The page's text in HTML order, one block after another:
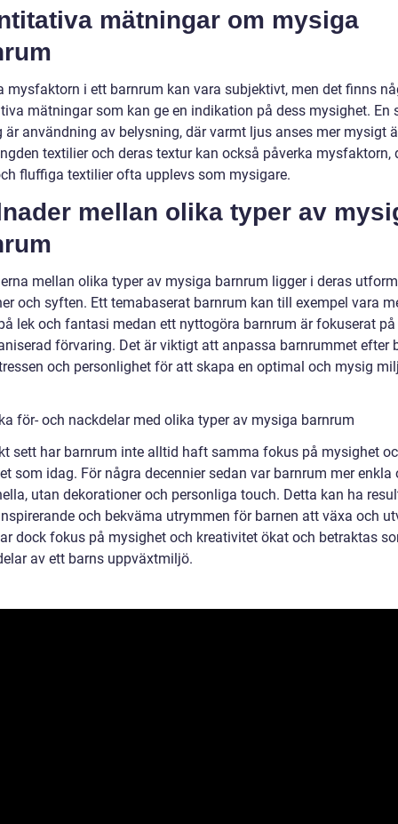
mätningar om mysiga
mysfaktorn i ett barnrum kan vara subjektivt, men det finns
mätningar som kan ge en indikation på dess mysighet. En
är användning av belysning, där varmt ljus anses mer mysigt
textilier och deras textur kan också påverka mysfaktorn,
fluffiga textilier ofta upplevs som mysigare.
mellan olika typer av
mellan olika typer av mysiga barnrum ligger i deras
och syften. Ett temabaserat barnrum kan till exempel vara
lek och fantasi medan ett nyttogöra barnrum är fokuserat
förvaring. Det är viktigt att anpassa barnrummet efter
och personlighet för att skapa en optimal och mysig
för- och nackdelar med olika typer av mysiga barnrum
sett har barnrum inte alltid haft samma fokus på mysighet
som idag. För några decennier sedan var barnrum mer enkla
utan dekorationer och personliga touch. Detta kan ha
och bekväma utrymmen för barnen att växa och
dock fokus på mysighet och kreativitet ökat och betraktas
av ett barns uppväxtmiljö.